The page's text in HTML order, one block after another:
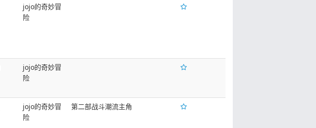
jojo的奇妙冒
险
jojo的奇妙冒
险
jojo的奇妙冒
险
第二部战斗潮流主角